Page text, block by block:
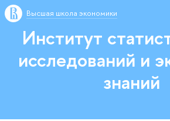
Высшая школа экономики
Институт
исследований и
знаний